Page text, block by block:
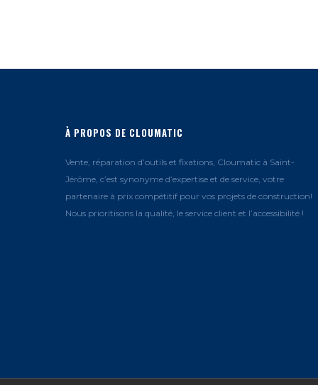
À PROPOS DE CLOUMATIC
Vente, réparation d’outils et fixations, Cloumatic à Saint-
Jérôme, c’est synonyme d’expertise et de service, votre
partenaire à prix compétitif pour vos projets de construction!
Nous prioritisons la qualité, le service client et l’accessibilité !